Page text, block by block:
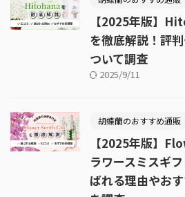
【2025年版】
を徹底解説！評
ついて調査
2025/9/11
胡蝶蘭のおすすめ通販
【2025年版】
ラワースミスギ
ばれる理由やお